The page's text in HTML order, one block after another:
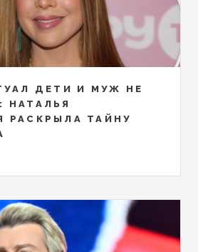
ДЕТИ И МУЖ НЕ
НАТАЛЬЯ
РАСКРЫЛА ТАЙНУ